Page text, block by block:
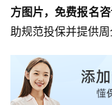
方图片，免费报名
助规范投保并提供周